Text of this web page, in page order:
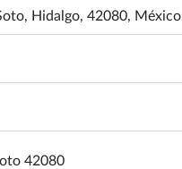
Hidalgo, 42080, México
42080